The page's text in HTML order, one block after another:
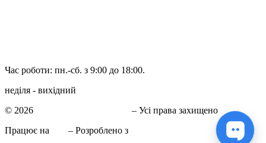
Час роботи: пн.-сб. з 9:00 до 18:00.
неділя - вихідний
© 2026
– Усі права захищено
Працює на
– Розроблено з